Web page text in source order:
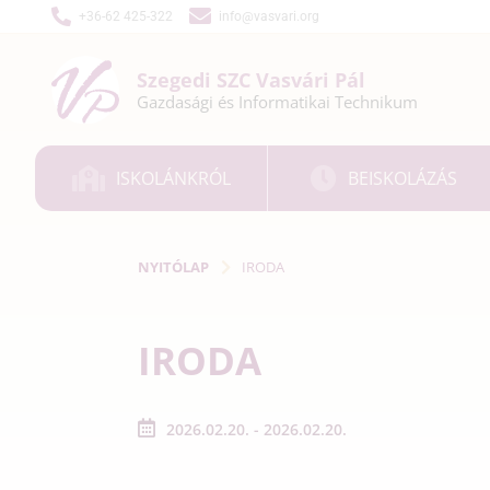
+36-62 425-322 info@vasvari.org
Szegedi SZC Vasvári Pál
Gazdasági és Informatikai Technikum
ISKOLÁNKRÓL BEISKOLÁZÁS
NYITÓLAP IRODA
IRODA
2026.02.20. - 2026.02.20.